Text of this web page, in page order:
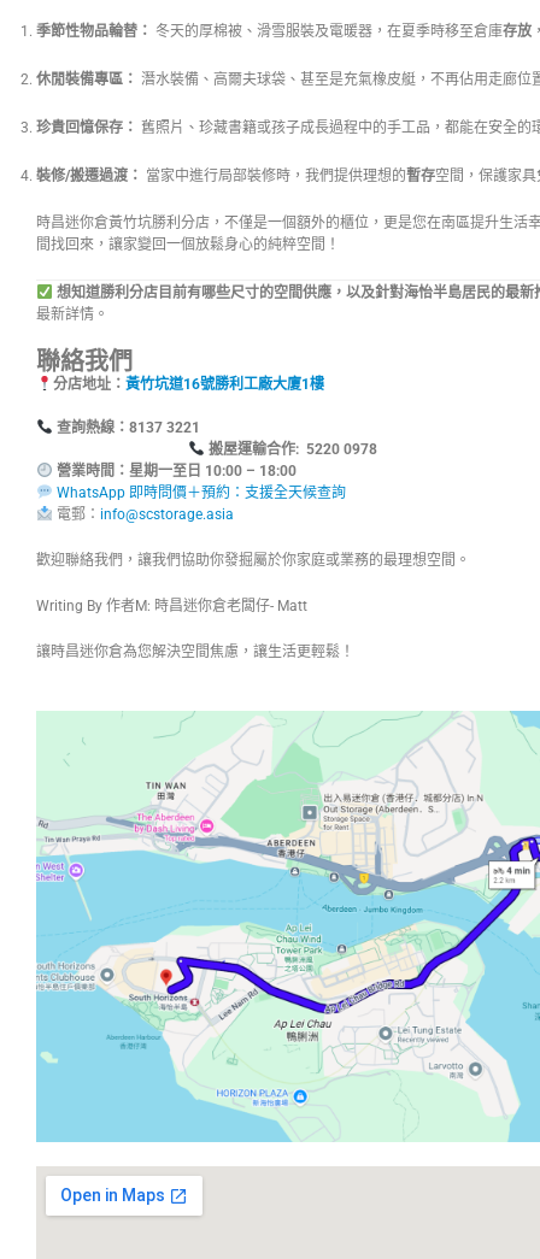
季節性物品輪替： 冬天的厚棉被、滑雪服裝及電暖器，在夏季時移至倉庫存放
休閒裝備專區： 潛水裝備、高爾夫球袋、甚至是充氣橡皮艇，不再佔用走廊位
珍貴回憶保存： 舊照片、珍藏書籍或孩子成長過程中的手工品，都能在安全的
裝修/搬遷過渡： 當家中進行局部裝修時，我們提供理想的暫存空間，保護家
時昌迷你倉黃竹坑勝利分店，不僅是一個額外的櫃位，更是您在南區提升生活
間找回來，讓家變回一個放鬆身心的純粹空間！
想知道勝利分店目前有哪些尺寸的空間供應，以及針對海怡半島居民的最新
最新詳情。
聯絡我們
分店地址： 黃竹坑道16號勝利工廠大廈1樓
查詢熱線：
搬屋運輸合作: 5220 0978
營業時間：星期一至日 10:00 – 18:00
WhatsApp 即時問價＋預約：支援全天候查詢
電郵： info@scstorage.asia
歡迎聯絡我們，讓我們協助你發掘屬於你家庭或業務的最理想空間。
Writing By 作者M: 時昌迷你倉老闆仔- Matt
讓時昌迷你倉為您解決空間焦慮，讓生活更輕鬆！